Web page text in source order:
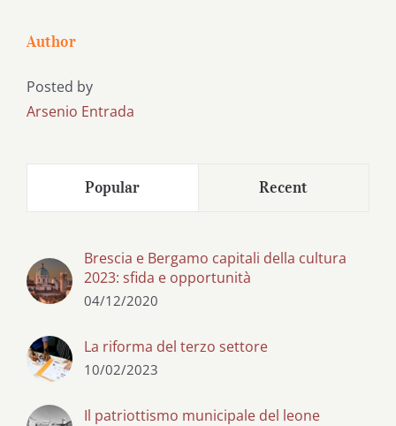
Author
Posted by
Arsenio Entrada
Popular Recent
Brescia e Bergamo capitali della cultura
2023: sfida e opportunità
04/12/2020
La riforma del terzo settore
10/02/2023
Il patriottismo municipale del leone